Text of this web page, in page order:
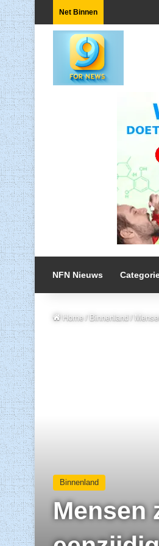
Net Binnen
NFN Nieuws
Home / Binnenland /
Binnenland
Mensen